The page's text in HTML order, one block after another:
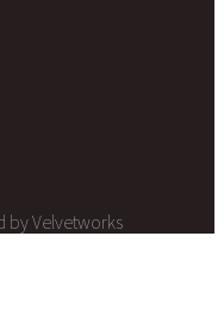
by Velvetworks